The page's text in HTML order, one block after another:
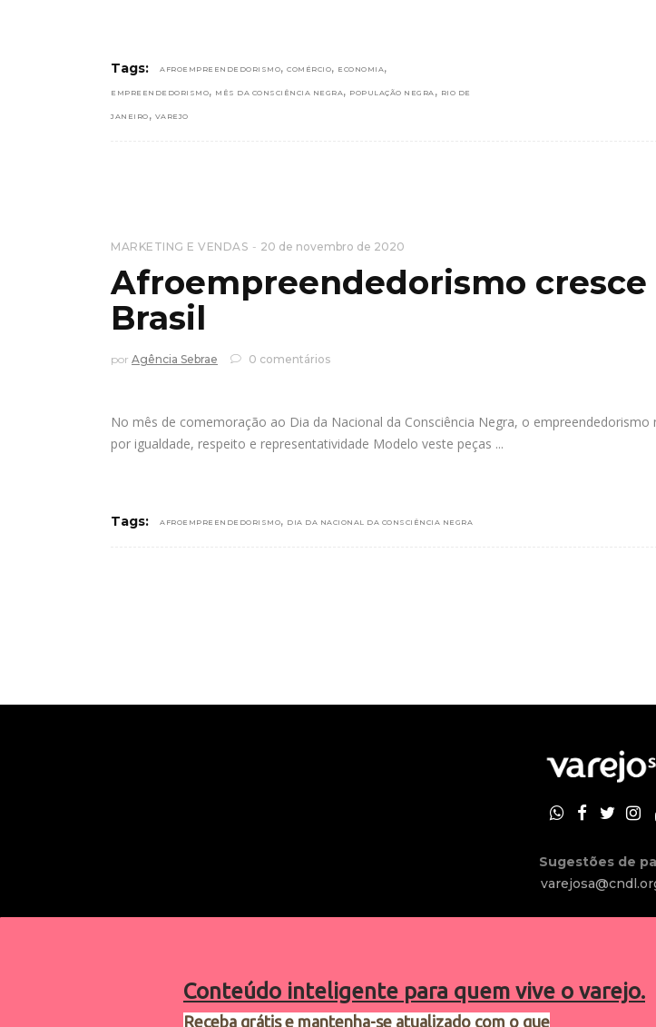
Conteúdo inteligente para quem vive o varejo.
Receba grátis e mantenha-se atualizado com o que
Tags: AFROEMPREENDEDORISMO, COMÉRCIO, ECONOMIA ,
EMPREENDEDORISMO, MÊS DA CONSCIÊNCIA NEGRA , POPULAÇÃO NEGRA , RIO DE
JANEIRO , VAREJO
MARKETING E VENDAS 20 de novembro de 2020
Afroempreendedorismo cresce
Brasil
por Agência Sebrae 0 comentários
No mês de comemoração ao Dia da Nacional da Consciência Negra, o
por igualdade, respeito e representatividade Modelo veste peças
Tags: AFROEMPREENDEDORISMO, DIA DA NACIONAL DA CONSCIÊNCIA NEGRA
Sugestões de